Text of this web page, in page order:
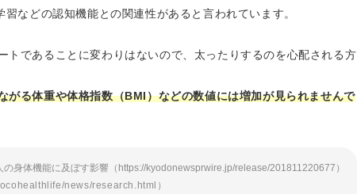
などの認知機能との関連性があると言われています。
トであることに変わりはないので、太ったりするのを心配される方
がる体重や体格指数（BMI）などの数値には増加が見られませんで
身体機能に及ぼす影響（https://kyodonewsprwire.jp/release/201811220677）
news/research.html）